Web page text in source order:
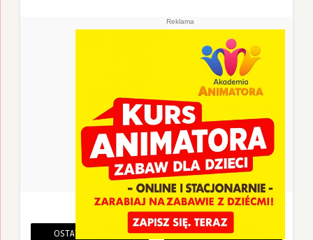
Reklama
OSTATNIE PINEZKI POWIĄZANE PINEZKI